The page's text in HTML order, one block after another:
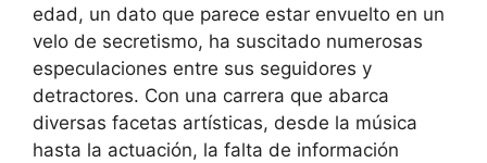
edad, un dato que parece estar envuelto en un
velo de secretismo, ha suscitado numerosas
especulaciones entre sus seguidores y
detractores. Con una carrera que abarca
diversas facetas artísticas, desde la música
hasta la actuación, la falta de información